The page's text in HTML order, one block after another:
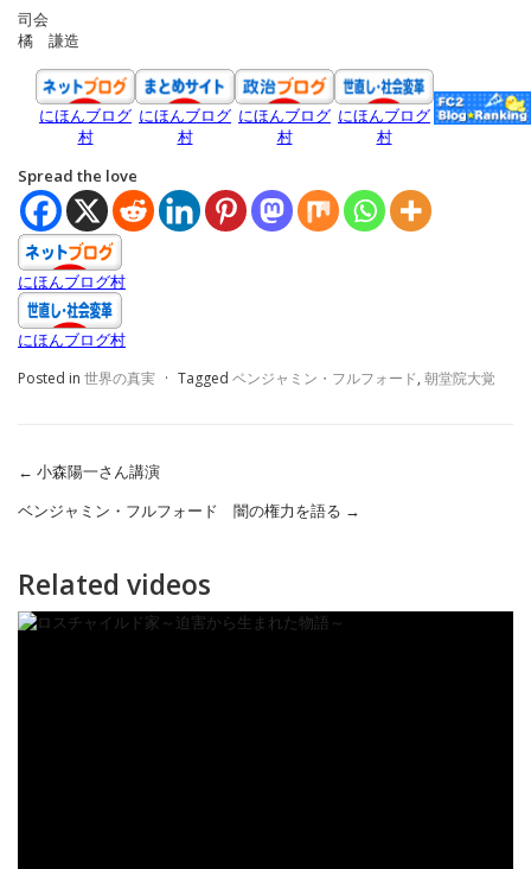
司会
橘 謙造
にほんブログ
村
にほんブログ
村
にほんブログ
村
にほんブログ
村
Spread the love
にほんブログ村
にほんブログ村
Posted in 世界の真実 · Tagged ベンジャミン・フルフォード, 朝堂院大覚
← 小森陽一さん講演
ベンジャミン・フルフォード 闇の権力を語る →
Related videos